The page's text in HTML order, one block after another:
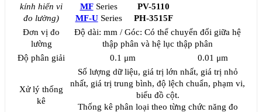
kính hiển vi
đo lường)
MFSeries
MF-USeries
PV-5110
PH-3515F
Đơn vị đo
lường
Độ dài: mm / Góc: Có thể chuyển đổi giữa hệ
thập phân và hệ lục thập phân
Độ phân giải
0.1 μm 0.01 μm
Xử lý thống
kê
Số lượng dữ liệu, giá trị lớn nhất, giá trị nhỏ
nhất, giá trị trung bình, độ lệch chuẩn, phạm vi,
biểu đồ cột.
Thống kê phân loại theo từng chức năng đo